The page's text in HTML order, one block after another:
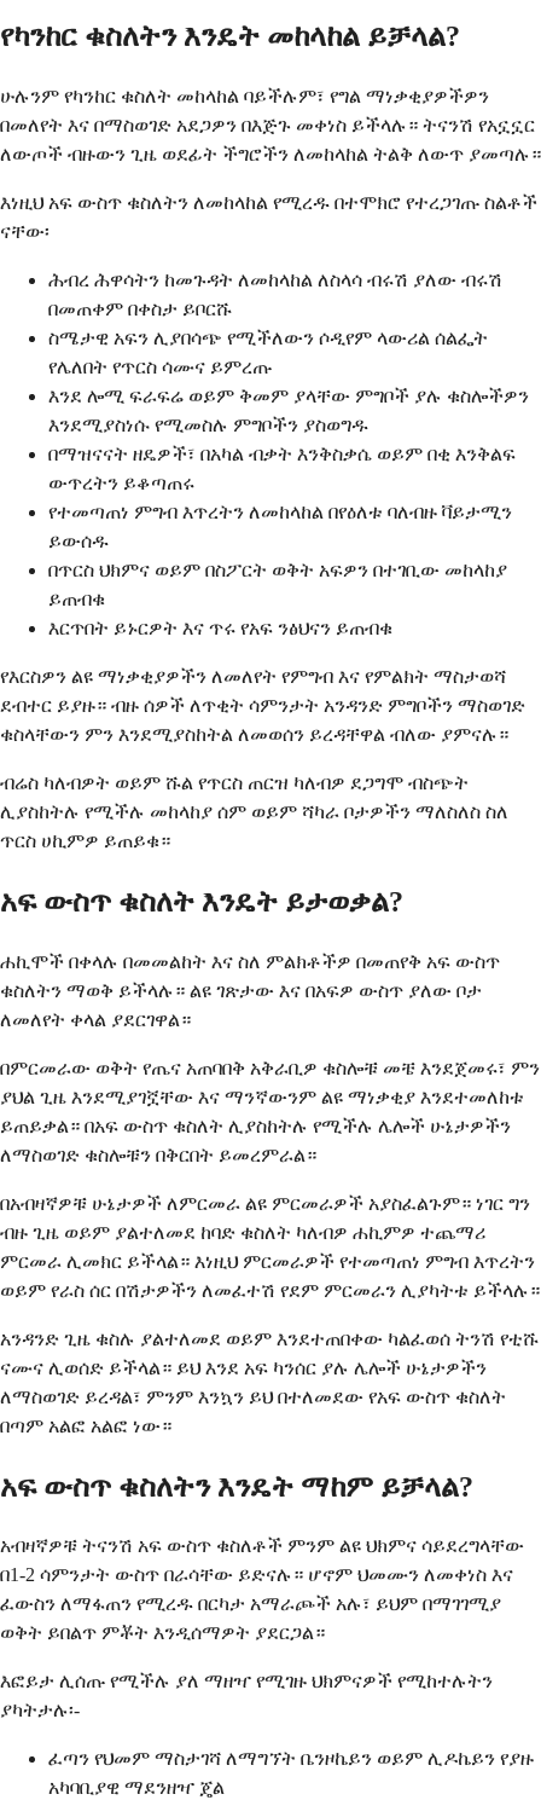
የካንከር ቁስለትን እንዴት መከላከል ይቻላል?
ሁሉንም የካንከር ቁስለት መከላከል ባይችሉም፣ የግል ማነቃቂያዎችዎን
በመለየት እና በማስወገድ አደጋዎን በእጅጉ መቀነስ ይችላሉ። ትናንሽ የአኗኗር
ለውጦች ብዙውን ጊዜ ወደፊት ችግሮችን ለመከላከል ትልቅ ለውጥ ያመጣሉ።
እነዚህ አፍ ውስጥ ቁስለትን ለመከላከል የሚረዱ በተሞክሮ የተረጋገጡ ስልቶች
ናቸው፡
ሕብረ ሕዋሳትን ከመጉዳት ለመከላከል ለስላሳ ብሩሽ ያለው ብሩሽ
በመጠቀም በቀስታ ይቦርሹ
ስሜታዊ አፍን ሊያበሳጭ የሚችለውን ሶዲየም ላውሪል ሰልፌት
የሌለበት የጥርስ ሳሙና ይምረጡ
እንደ ሎሚ ፍራፍሬ ወይም ቅመም ያላቸው ምግቦች ያሉ ቁስሎችዎን
እንደሚያስነሱ የሚመስሉ ምግቦችን ያስወግዱ
በማዝናናት ዘዴዎች፣ በአካል ብቃት እንቅስቃሴ ወይም በቂ እንቅልፍ
ውጥረትን ይቆጣጠሩ
የተመጣጠነ ምግብ እጥረትን ለመከላከል በየዕለቱ ባለብዙ ቫይታሚን
ይውሰዱ
በጥርስ ህክምና ወይም በስፖርት ወቅት አፍዎን በተገቢው መከላከያ
ይጠብቁ
እርጥበት ይኑርዎት እና ጥሩ የአፍ ንፅህናን ይጠብቁ
የእርስዎን ልዩ ማነቃቂያዎችን ለመለየት የምግብ እና የምልክት ማስታወሻ
ደብተር ይያዙ። ብዙ ሰዎች ለጥቂት ሳምንታት አንዳንድ ምግቦችን ማስወገድ
ቁስላቸውን ምን እንደሚያስከትል ለመወሰን ይረዳቸዋል ብለው ያምናሉ።
ብሬስ ካለብዎት ወይም ሹል የጥርስ ጠርዝ ካለብዎ ደጋግሞ ብስጭት
ሊያስከትሉ የሚችሉ መከላከያ ሰም ወይም ሻካራ ቦታዎችን ማለስለስ ስለ
ጥርስ ሀኪምዎ ይጠይቁ።
አፍ ውስጥ ቁስለት እንዴት ይታወቃል?
ሐኪሞች በቀላሉ በመመልከት እና ስለ ምልክቶችዎ በመጠየቅ አፍ ውስጥ
ቁስለትን ማወቅ ይችላሉ። ልዩ ገጽታው እና በአፍዎ ውስጥ ያለው ቦታ
ለመለየት ቀላል ያደርገዋል።
በምርመራው ወቅት የጤና አጠባበቅ አቅራቢዎ ቁስሎቹ መቼ እንደጀመሩ፣ ምን
ያህል ጊዜ እንደሚያገኟቸው እና ማንኛውንም ልዩ ማነቃቂያ እንደተመለከቱ
ይጠይቃል። በአፍ ውስጥ ቁስለት ሊያስከትሉ የሚችሉ ሌሎች ሁኔታዎችን
ለማስወገድ ቁስሎቹን በቅርበት ይመረምራል።
በአብዛኛዎቹ ሁኔታዎች ለምርመራ ልዩ ምርመራዎች አያስፈልጉም። ነገር ግን
ብዙ ጊዜ ወይም ያልተለመደ ከባድ ቁስለት ካለብዎ ሐኪምዎ ተጨማሪ
ምርመራ ሊመክር ይችላል። እነዚህ ምርመራዎች የተመጣጠነ ምግብ እጥረትን
ወይም የራስ ሰር በሽታዎችን ለመፈተሽ የደም ምርመራን ሊያካትቱ ይችላሉ።
አንዳንድ ጊዜ ቁስሉ ያልተለመደ ወይም እንደተጠበቀው ካልፈወሰ ትንሽ የቲሹ
ናሙና ሊወሰድ ይችላል። ይህ እንደ አፍ ካንሰር ያሉ ሌሎች ሁኔታዎችን
ለማስወገድ ይረዳል፣ ምንም እንኳን ይህ በተለመደው የአፍ ውስጥ ቁስለት
በጣም አልፎ አልፎ ነው።
አፍ ውስጥ ቁስለትን እንዴት ማከም ይቻላል?
አብዛኛዎቹ ትናንሽ አፍ ውስጥ ቁስለቶች ምንም ልዩ ህክምና ሳይደረግላቸው
በ1-2 ሳምንታት ውስጥ በራሳቸው ይድናሉ። ሆኖም ህመሙን ለመቀነስ እና
ፈውስን ለማፋጠን የሚረዱ በርካታ አማራጮች አሉ፣ ይህም በማገገሚያ
ወቅት ይበልጥ ምቾት እንዲሰማዎት ያደርጋል።
እፎይታ ሊሰጡ የሚችሉ ያለ ማዘዣ የሚገዙ ህክምናዎች የሚከተሉትን
ያካትታሉ፡-
ፈጣን የህመም ማስታገሻ ለማግኘት ቤንዞኬይን ወይም ሊዶኬይን የያዙ
አካባቢያዊ ማደንዘዣ ጄል